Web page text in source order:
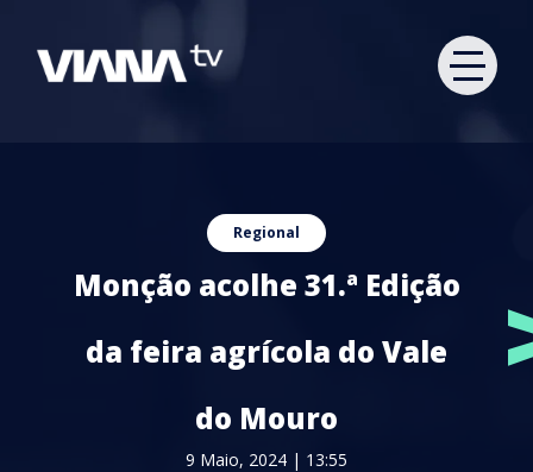
Regional
Monção acolhe 31.ª Edição
da feira agrícola do Vale
do Mouro
9 Maio, 2024 | 13:55